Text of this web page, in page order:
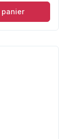
panier